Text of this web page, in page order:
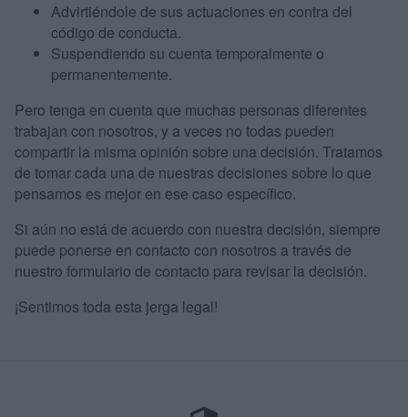
Advirtiéndole de sus actuaciones en contra del
código de conducta.
Suspendiendo su cuenta temporalmente o
permanentemente.
Pero tenga en cuenta que muchas personas diferentes
trabajan con nosotros, y a veces no todas pueden
compartir la misma opinión sobre una decisión. Tratamos
de tomar cada una de nuestras decisiones sobre lo que
pensamos es mejor en ese caso específico.
Si aún no está de acuerdo con nuestra decisión, siempre
puede ponerse en contacto con nosotros a través de
nuestro formulario de contacto para revisar la decisión.
¡Sentimos toda esta jerga legal!